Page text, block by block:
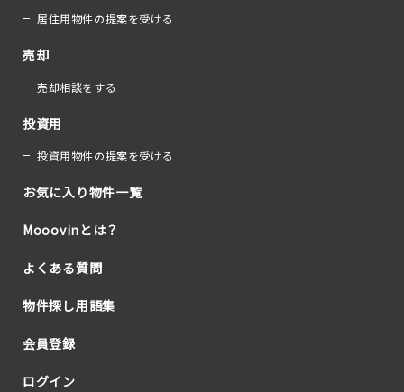
居住用物件の提案を受ける
売却
売却相談をする
投資用
投資用物件の提案を受ける
お気に入り物件一覧
Mooovinとは？
よくある質問
物件探し用語集
会員登録
ログイン